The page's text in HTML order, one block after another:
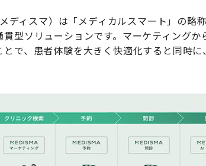
ディスマ）は「メディカルスマート」の略
貫型ソリューションです。マーケティング
とで、患者体験を大きく快適化すると同時